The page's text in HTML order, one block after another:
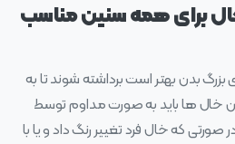
برای همه سنین مناسب
خال‌ های بزرگ بدن بهتر است برداشته شوند تا به
خال‌ ها باید به صورت مداوم توسط
صورتی که خال فرد تغییر رنگ داد و یا با